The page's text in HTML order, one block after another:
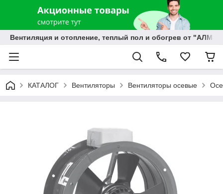
Вентиляция и отопление, теплый пол и обогрев от
КАТАЛОГ Вентиляторы Вентиляторы осевые